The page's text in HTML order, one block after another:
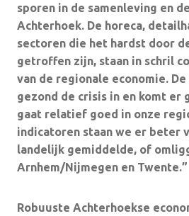
sporen in de samenleving en
Achterhoek. De horeca,
sectoren die het hardst door
getroffen zijn, staan in schril
van de regionale economie.
gezond de crisis in en komt er
gaat relatief goed in onze
indicatoren staan we er beter
landelijk gemiddelde, of
Arnhem/Nijmegen en Twente.”
Robuuste Achterhoekse